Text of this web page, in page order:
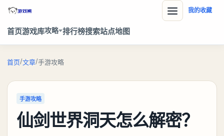
首页游戏库攻略 排行榜搜索站点地图
我的收藏
首页/文章/手游攻略
手游攻略
仙剑世界洞天怎么解密？